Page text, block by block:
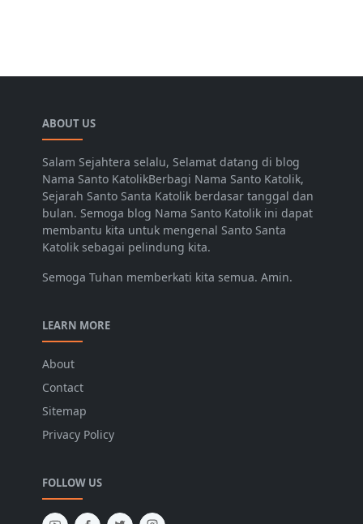
ABOUT US
Salam Sejahtera selalu, Selamat datang di blog
Nama Santo KatolikBerbagi Nama Santo Katolik,
Sejarah Santo Santa Katolik berdasar tanggal dan
bulan. Semoga blog Nama Santo Katolik ini dapat
membantu kita untuk mengenal Santo Santa
Katolik sebagai pelindung kita.
Semoga Tuhan memberkati kita semua. Amin.
LEARN MORE
About
Contact
Sitemap
Privacy Policy
FOLLOW US